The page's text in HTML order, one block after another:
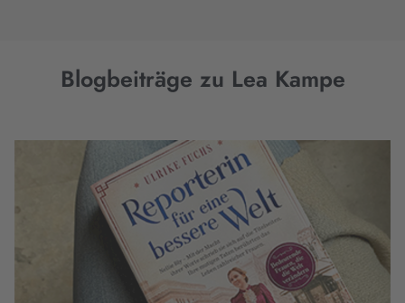
Blogbeiträge zu Lea Kampe